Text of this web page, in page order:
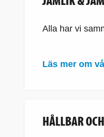
Alla har vi
Läs mer om
HÅLLBAR